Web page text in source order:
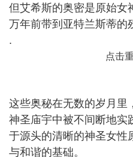
但艾希斯的奥密是原始女
万年前带到亚特兰斯蒂的
.
点击
这些奥秘在无数的岁月里
神圣庙宇中被不间断地实
于源头的清晰的神圣女性
与和谐的基础。